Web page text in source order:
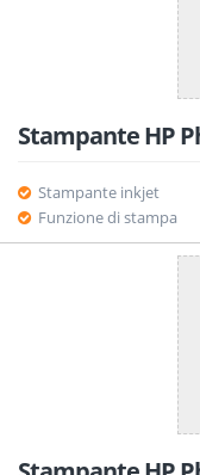
Stampante HP
Stampante inkjet
Funzione di stampa